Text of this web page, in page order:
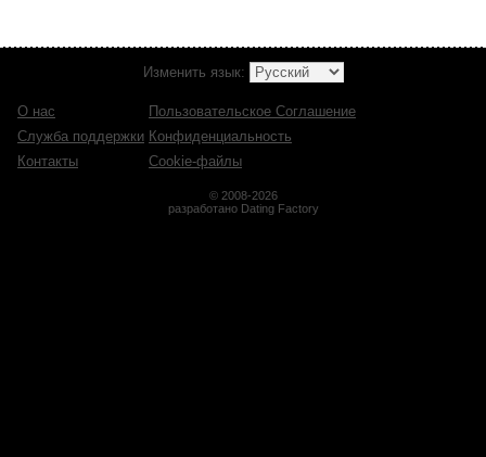
Изменить язык:
О нас
Служба поддержки
Контакты
Пользовательское Соглашение
Конфиденциальность
Cookie-файлы
© 2008-2026
разработано Dating Factory